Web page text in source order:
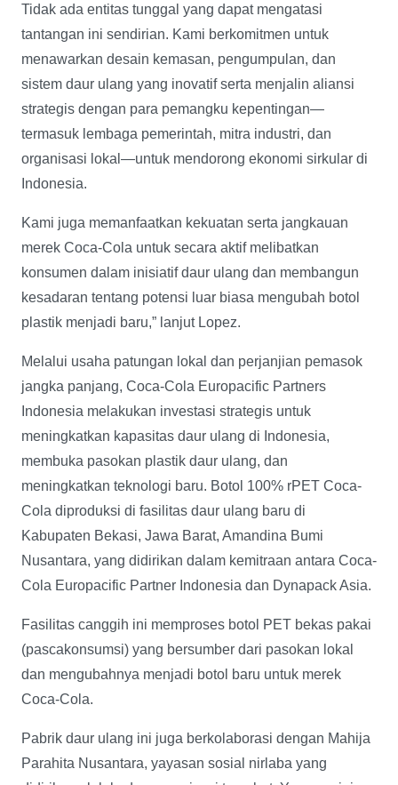
Tidak ada entitas tunggal yang dapat mengatasi
tantangan ini sendirian. Kami berkomitmen untuk
menawarkan desain kemasan, pengumpulan, dan
sistem daur ulang yang inovatif serta menjalin aliansi
strategis dengan para pemangku kepentingan—
termasuk lembaga pemerintah, mitra industri, dan
organisasi lokal—untuk mendorong ekonomi sirkular di
Indonesia.
Kami juga memanfaatkan kekuatan serta jangkauan
merek Coca-Cola untuk secara aktif melibatkan
konsumen dalam inisiatif daur ulang dan membangun
kesadaran tentang potensi luar biasa mengubah botol
plastik menjadi baru,” lanjut Lopez.
Melalui usaha patungan lokal dan perjanjian pemasok
jangka panjang, Coca-Cola Europacific Partners
Indonesia melakukan investasi strategis untuk
meningkatkan kapasitas daur ulang di Indonesia,
membuka pasokan plastik daur ulang, dan
meningkatkan teknologi baru. Botol 100% rPET Coca-
Cola diproduksi di fasilitas daur ulang baru di
Kabupaten Bekasi, Jawa Barat, Amandina Bumi
Nusantara, yang didirikan dalam kemitraan antara Coca-
Cola Europacific Partner Indonesia dan Dynapack Asia.
Fasilitas canggih ini memproses botol PET bekas pakai
(pascakonsumsi) yang bersumber dari pasokan lokal
dan mengubahnya menjadi botol baru untuk merek
Coca-Cola.
Pabrik daur ulang ini juga berkolaborasi dengan Mahija
Parahita Nusantara, yayasan sosial nirlaba yang